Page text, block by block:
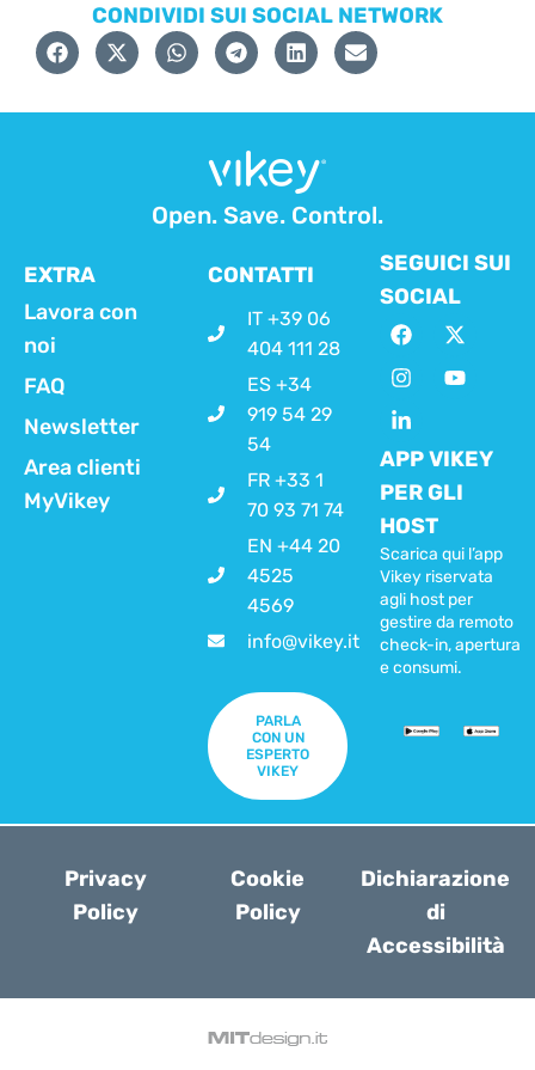
CONDIVIDI SUI SOCIAL NETWORK
Open. Save. Control.
EXTRA
Lavora con
noi
FAQ
Newsletter
Area clienti
MyVikey
CONTATTI
IT +39 06
404 111 28
ES +34
919 54 29
54
FR +33 1
70 93 71 74
EN +44 20
4525
4569
info@vikey.it
PARLA
CON UN
ESPERTO
VIKEY
SEGUICI SUI
SOCIAL
APP VIKEY
PER GLI
HOST
Scarica qui l’app
Vikey riservata
agli host per
gestire da remoto
check-in, apertura
e consumi.
Privacy
Policy
Cookie
Policy
Dichiarazione
di
Accessibilità